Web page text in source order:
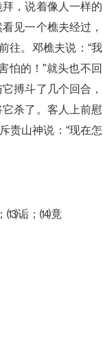
，说着像人一样的
见一个樵夫经过，
往。邓樵夫说：“我
怕的！”就头也不回
搏斗了几个回合，
杀了。客人上前慰
责山神说：“现在怎
⒀诟；⒁竟